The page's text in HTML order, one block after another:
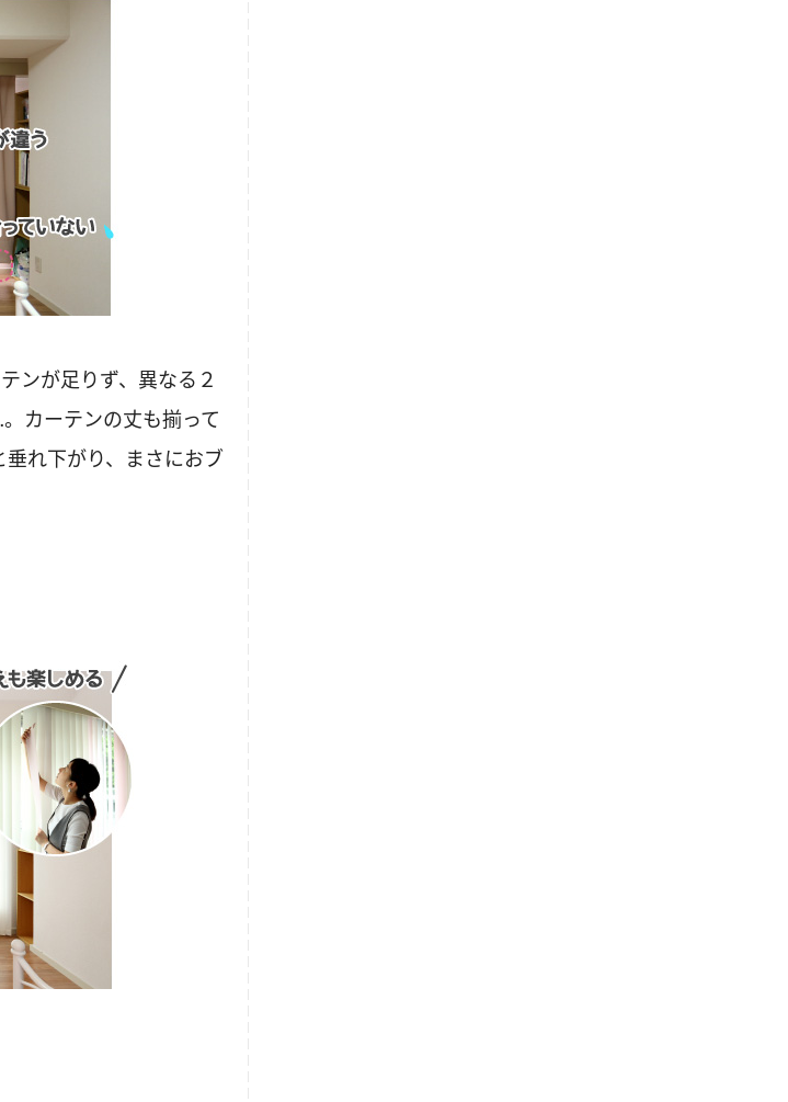
ンが足りず、異なる２
カーテンの丈も揃って
れ下がり、まさにおブ